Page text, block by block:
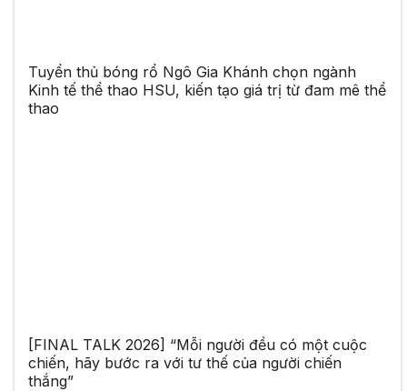
Tuyển thủ bóng rổ Ngô Gia Khánh chọn ngành
Kinh tế thể thao HSU, kiến tạo giá trị từ đam mê thể
thao
[FINAL TALK 2026] “Mỗi người đều có một cuộc
chiến, hãy bước ra với tư thế của người chiến
thắng”